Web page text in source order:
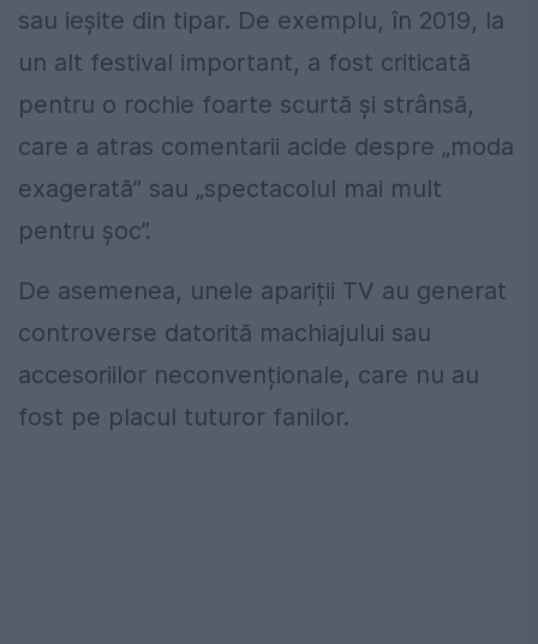
sau ieșite din tipar. De exemplu, în 2019, la
un alt festival important, a fost criticată
pentru o rochie foarte scurtă și strânsă,
care a atras comentarii acide despre „moda
exagerată” sau „spectacolul mai mult
pentru șoc”.
De asemenea, unele apariții TV au generat
controverse datorită machiajului sau
accesoriilor neconvenționale, care nu au
fost pe placul tuturor fanilor.